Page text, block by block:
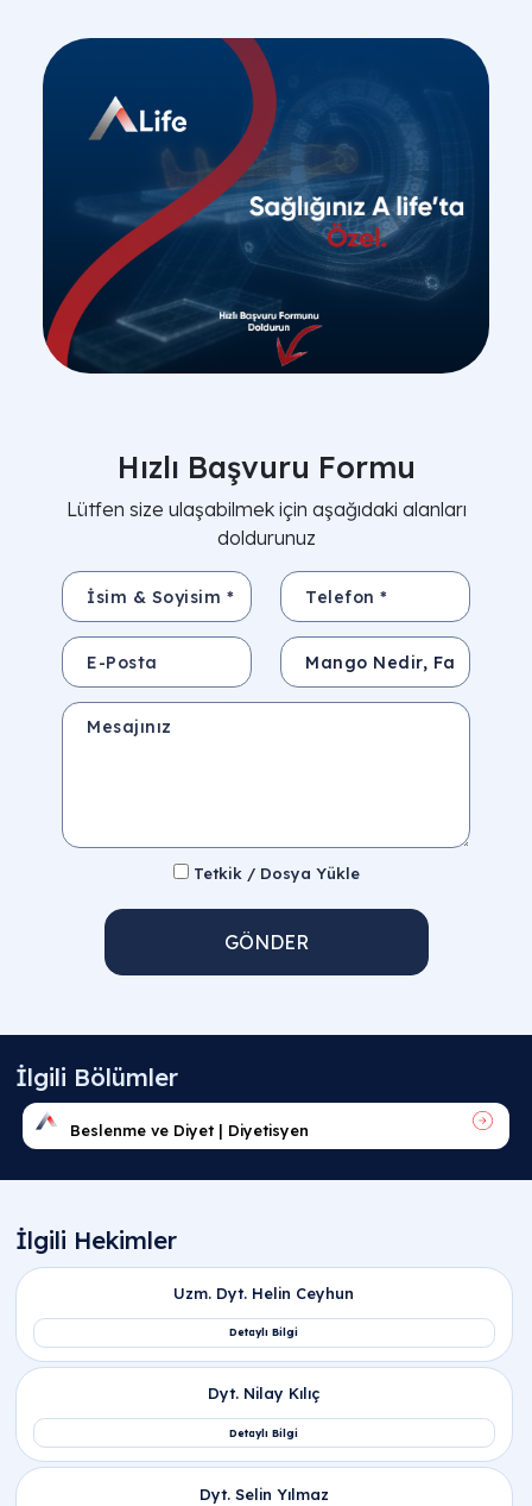
Hızlı Başvuru Formu
Lütfen size ulaşabilmek için aşağıdaki alanları
doldurunuz
İsim & Soyisim * Telefon *
E-Posta Konu
Mesajınız
Tetkik / Dosya Yükle
GÖNDER